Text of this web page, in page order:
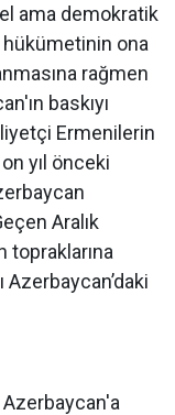
ama demokratik
ona
rağmen
baskıyı
Ermenilerin
yıl önceki
Aralık
topraklarına
Azerbaycan’daki